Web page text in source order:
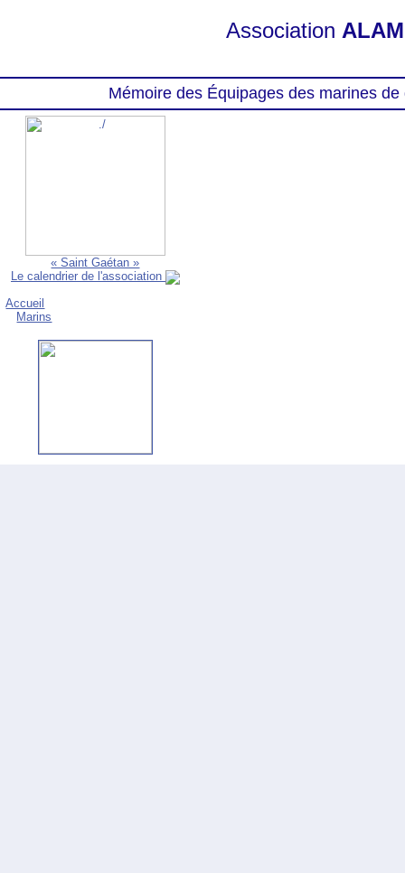
Association
Mémoire des Équipages des marines
« Saint Gaétan »
Le calendrier de l'association
Accueil
Marins